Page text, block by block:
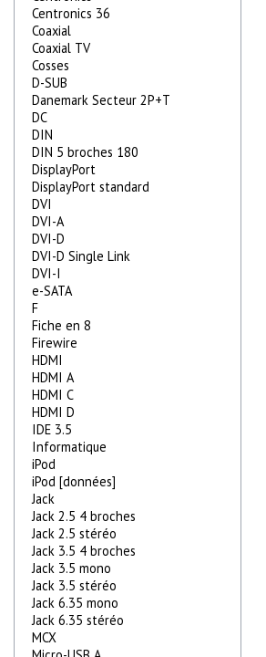
Centronics 36
Coaxial
Coaxial TV
Cosses
D-SUB
Danemark Secteur 2P+T
DC
DIN
DIN 5 broches 180
DisplayPort
DisplayPort standard
DVI
DVI-A
DVI-D
DVI-D Single Link
DVI-I
e-SATA
F
Fiche en 8
Firewire
HDMI
HDMI A
HDMI C
HDMI D
IDE 3.5
Informatique
iPod
iPod [données]
Jack
Jack 2.5 4 broches
Jack 2.5 stéréo
Jack 3.5 4 broches
Jack 3.5 mono
Jack 3.5 stéréo
Jack 6.35 mono
Jack 6.35 stéréo
MCX